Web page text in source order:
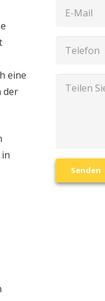
eine
der
Senden